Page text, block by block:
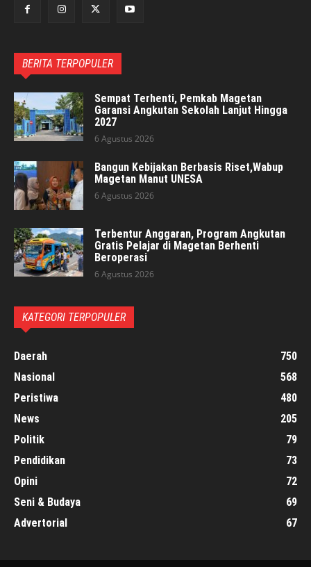
BERITA TERPOPULER
Sempat Terhenti, Pemkab Magetan
Garansi Angkutan Sekolah Lanjut Hingga
2027
6 Agustus 2026
Bangun Kebijakan Berbasis Riset,Wabup
Magetan Manut UNESA
6 Agustus 2026
Terbentur Anggaran, Program Angkutan
Gratis Pelajar di Magetan Berhenti
Beroperasi
6 Agustus 2026
KATEGORI TERPOPULER
Daerah
750
Nasional
568
Peristiwa
480
News
205
Politik
79
Pendidikan
73
Opini
72
Seni & Budaya
69
Advertorial
67